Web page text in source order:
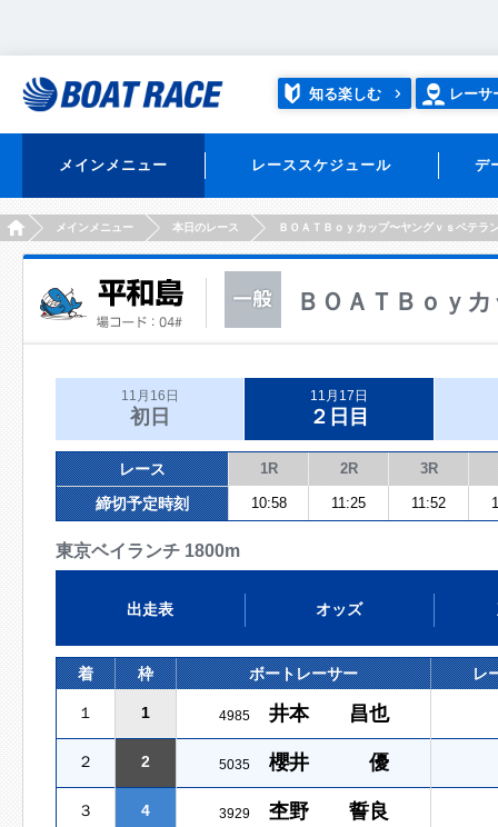
知る楽しむ レーサ
メインメニュー レーススケジュール デ
HOMEメインメニュー 本日のレース ＢＯＡＴＢｏｙカップ〜ヤングｖｓベテラ
ＢＯＡＴＢｏｙ
11月16日
初日
11月17日
２日目
レース 1R 2R 3R
締切予定時刻 10:58 11:25 11:52
東京ベイランチ 1800m
出走表 オッズ
着 枠 ボートレーサー レ
１ 1 4985 井本 昌也
２ 2 5035 櫻井 優
３ 4 3929 杢野 誓良